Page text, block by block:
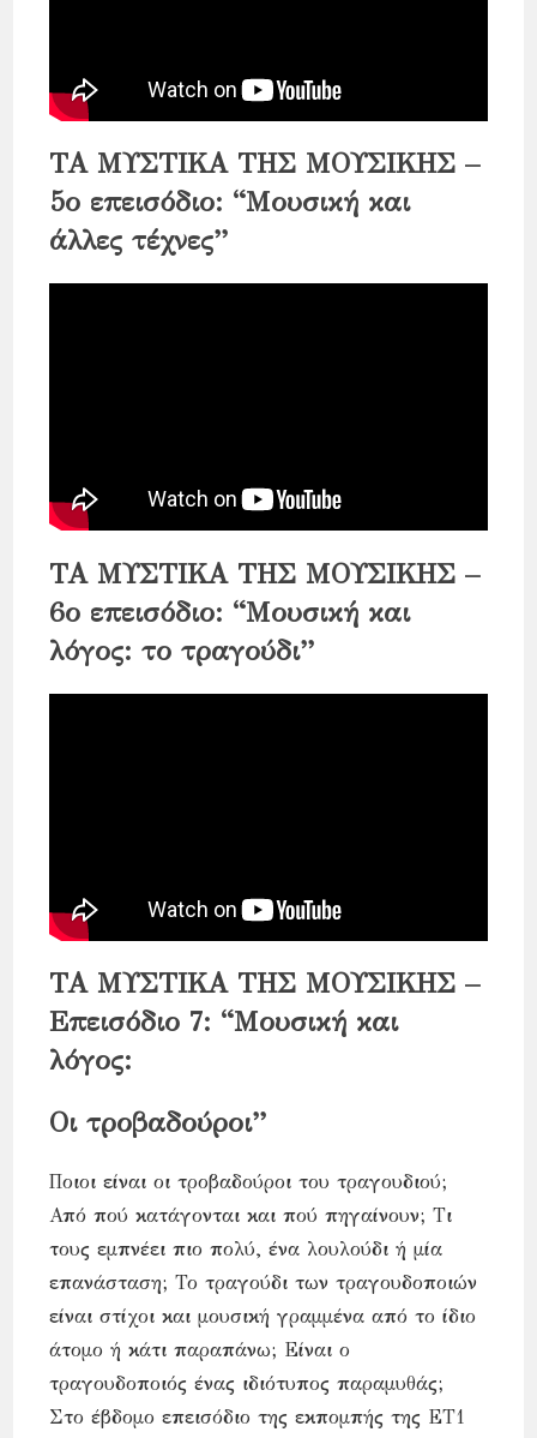
ΤΑ ΜΥΣΤΙΚΑ ΤΗΣ ΜΟΥΣΙΚΗΣ –
5ο επεισόδιο: “Μουσική και
άλλες τέχνες”
ΤΑ ΜΥΣΤΙΚΑ ΤΗΣ ΜΟΥΣΙΚΗΣ –
6ο επεισόδιο: “Μουσική και
λόγος: το τραγούδι”
ΤΑ ΜΥΣΤΙΚΑ ΤΗΣ ΜΟΥΣΙΚΗΣ –
Eπεισόδιο 7: “Μουσική και
λόγος:
Οι τροβαδούροι”
Ποιοι είναι οι τροβαδούροι του τραγουδιού;
Από πού κατάγονται και πού πηγαίνουν; Τι
τους εμπνέει πιο πολύ, ένα λουλούδι ή μία
επανάσταση; Το τραγούδι των τραγουδοποιών
είναι στίχοι και μουσική γραμμένα από το ίδιο
άτομο ή κάτι παραπάνω; Είναι ο
τραγουδοποιός ένας ιδιότυπος παραμυθάς;
Στο έβδομο επεισόδιο της εκπομπής της ΕΤ1